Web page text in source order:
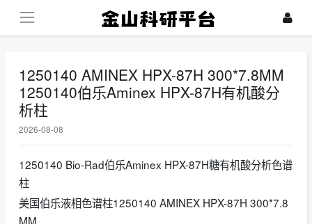
1250140 AMINEX HPX-87H 300*7.8MM
1250140伯乐Aminex HPX-87H有机酸分
析柱
2026-08-08
1250140 Bio-Rad伯乐Aminex HPX-87H糖有机酸分析色谱
柱
美国伯乐液相色谱柱1250140 AMINEX HPX-87H 300*7.8
MM